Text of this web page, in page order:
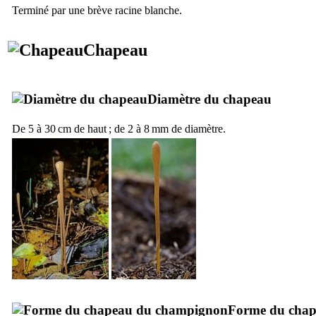
Terminé par une brève racine blanche.
Chapeau
Diamètre du chapeau
De 5 à 30 cm de haut ; de 2 à 8 mm de diamètre.
Forme du